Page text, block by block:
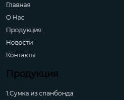
Главная
О Hас
Продукция
Новости
Контакты
Продукция
1.Сумка из спанбонда